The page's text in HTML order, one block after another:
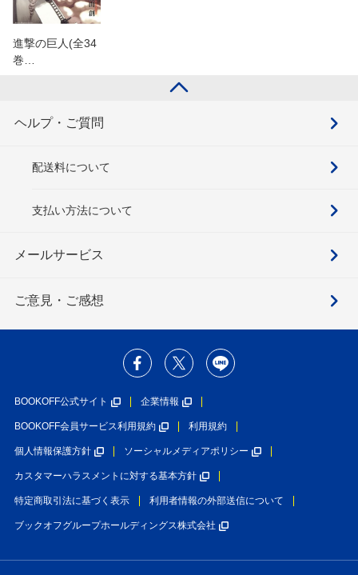
進撃の巨人(全34
巻…
ヘルプ・ご質問
配送料について
支払い方法について
メールサービス
ご意見・ご感想
BOOKOFF公式サイト 企業情報
BOOKOFF会員サービス利用規約 利用規約
個人情報保護方針 ソーシャルメディアポリシー
カスタマーハラスメントに対する基本方針
特定商取引法に基づく表示 利用者情報の外部送信について
ブックオフグループホールディングス株式会社